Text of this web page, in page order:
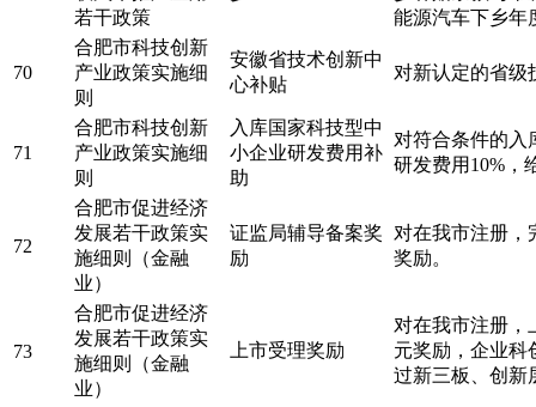
若干政策
能源汽车下乡年
70
合肥市科技创新
产业政策实施细
则
安徽省技术创新中
心补贴
对新认定的省级
71
合肥市科技创新
产业政策实施细
则
入库国家科技型中
小企业研发费用补
助
对符合条件的入
研发费用10%，
72
合肥市促进经济
发展若干政策实
施细则（金融
业）
证监局辅导备案奖
励
对在我市注册，
奖励。
73
合肥市促进经济
发展若干政策实
施细则（金融
业）
上市受理奖励
对在我市注册，
元奖励，企业科
过新三板、创新